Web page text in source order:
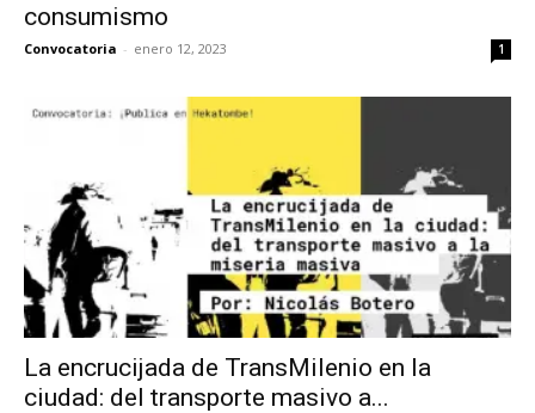
consumismo
Convocatoria - enero 12, 2023 1
La encrucijada de TransMilenio en la
ciudad: del transporte masivo a...